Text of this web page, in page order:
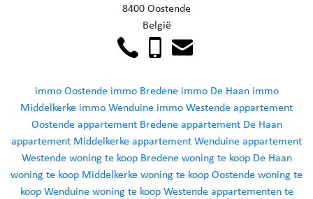
8400 Oostende
België
immo Oostende immo Bredene immo De Haan immo
Middelkerke immo Wenduine immo Westendeappartement
Oostende appartement Bredene appartement De Haan
appartement Middelkerkeappartement Wenduineappartement
Westende woning te koop Bredene woning te koop De Haan
woning te koop Middelkerkewoning te koop Oostendewoning te
koop Wenduine woning te koop Westende appartementen te